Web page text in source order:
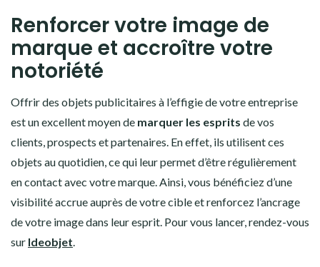
Renforcer votre image de
marque et accroître votre
notoriété
Offrir des objets publicitaires à l’effigie de votre entreprise
est un excellent moyen de marquer les esprits de vos
clients, prospects et partenaires. En effet, ils utilisent ces
objets au quotidien, ce qui leur permet d’être régulièrement
en contact avec votre marque. Ainsi, vous bénéficiez d’une
visibilité accrue auprès de votre cible et renforcez l’ancrage
de votre image dans leur esprit. Pour vous lancer, rendez-vous
sur Ideobjet.